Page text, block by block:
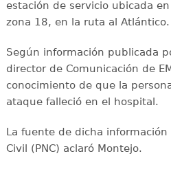
estación de servicio ubicada
zona 18, en la ruta al Atlántico.
Según información publicada
director de Comunicación de
conocimiento de que la
ataque falleció en el hospital.
La fuente de dicha información
Civil (PNC) aclaró Montejo.